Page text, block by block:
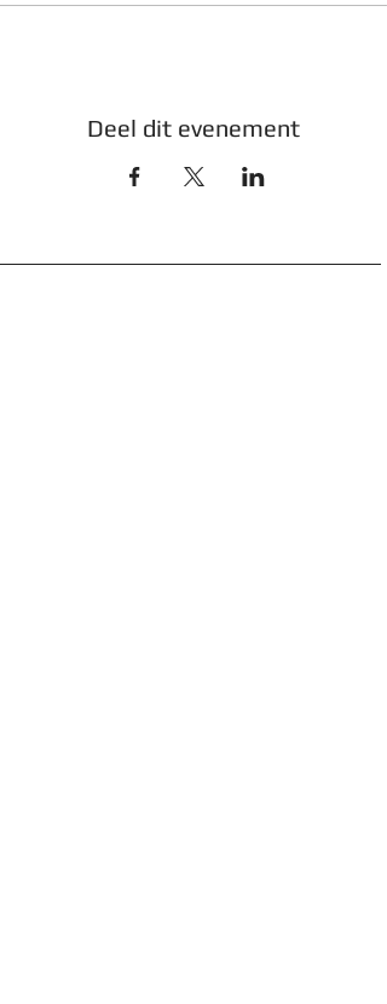
Deel dit evenement